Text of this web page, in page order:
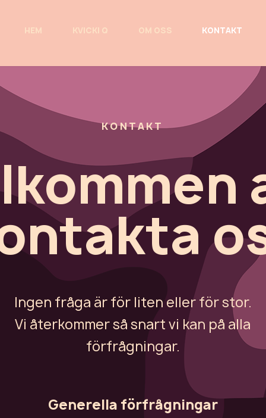
HEM KVICKI Q OM OSS KONTAKT
KONTAKT
Ingen fråga är för liten eller för stor.
Vi återkommer så snart vi kan på alla
förfrågningar.
Generella förfrågningar